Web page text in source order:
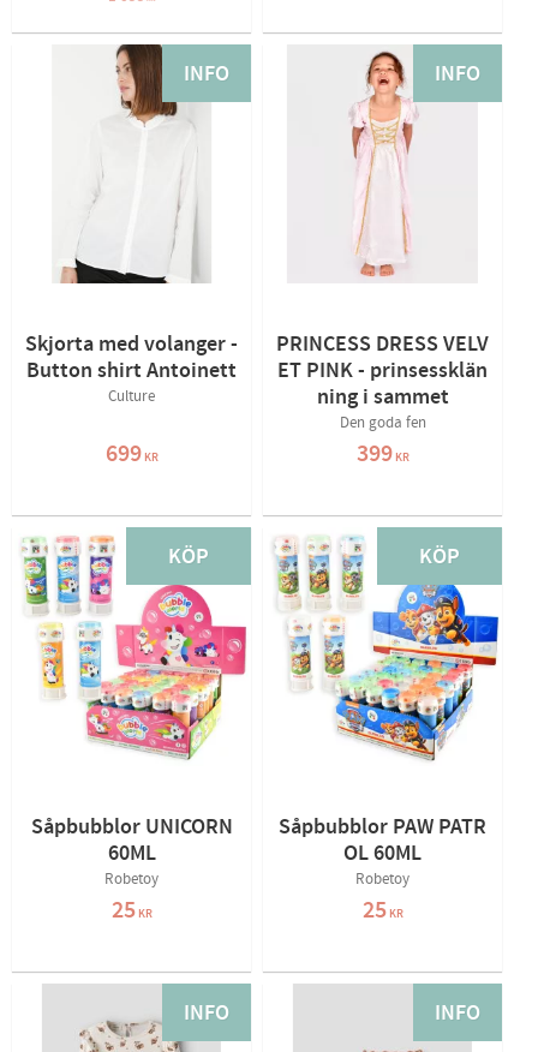
Skjorta med volanger -
Button shirt Antoinett
Culture
699KR
INFO
PRINCESS DRESS VELV
ET PINK - prinsessklän
ning i sammet
Den goda fen
399KR
INFO
Såpbubblor UNICORN
60ML
Robetoy
25KR
KÖP
Såpbubblor PAW PATR
OL 60ML
Robetoy
25KR
KÖP
INFO INFO